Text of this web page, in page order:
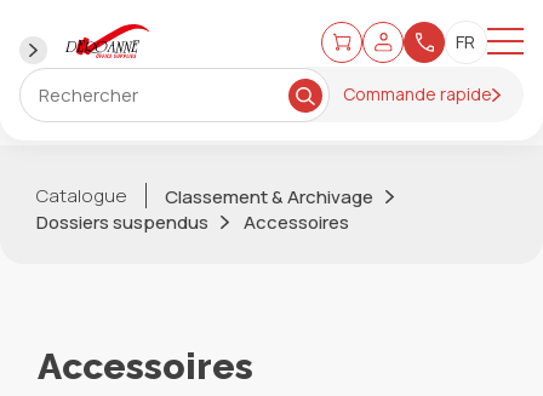
Commande rapide
Catalogue
Classement & Archivage
Dossiers suspendus
Accessoires
Accessoires